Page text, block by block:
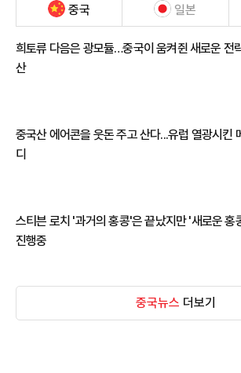
중국 일본
희토류 다음은 광모듈…중국이 움켜쥔 새로운 전
산
중국산 에어콘을 웃돈 주고 산다...유럽 열광시킨
디
스티븐 로치 '과거의 홍콩'은 끝났지만 '새로운 홍
진행중
중국뉴스 더보기